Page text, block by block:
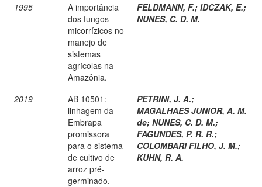
1995
A importância
dos fungos
micorrízicos no
manejo de
sistemas
agrícolas na
Amazônia.
FELDMANN, F.; IDCZAK, E.;
NUNES, C. D. M.
2019
AB 10501:
linhagem da
Embrapa
promissora
para o sistema
de cultivo de
arroz pré-
germinado.
PETRINI, J. A.;
MAGALHAES JUNIOR, A. M.
de; NUNES, C. D. M.;
FAGUNDES, P. R. R.;
COLOMBARI FILHO, J. M.;
KUHN, R. A.